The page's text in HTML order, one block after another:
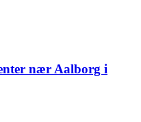
nær Aalborg i